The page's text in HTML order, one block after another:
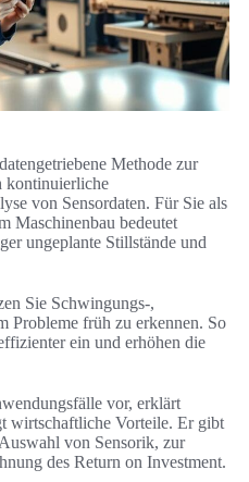
Methode zur
kontinuierliche
von Sensordaten. Für Sie als
Maschinenbau bedeutet
ungeplante Stillstände und
Sie Schwingungs-,
Probleme früh zu erkennen. So
ein und erhöhen die
vor, erklärt
wirtschaftliche Vorteile. Er gibt
von Sensorik, zur
des Return on Investment.